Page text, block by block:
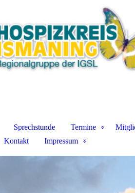
Sprechstunde Termine
Kontakt
Impressum